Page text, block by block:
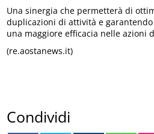
Una sinergia che permetterà di
duplicazioni di attività e
una maggiore efficacia nelle azioni
(re.aostanews.it)
Condividi